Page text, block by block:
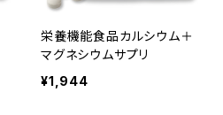
栄養機能食品カルシウム＋
マグネシウムサプリ
¥1,944